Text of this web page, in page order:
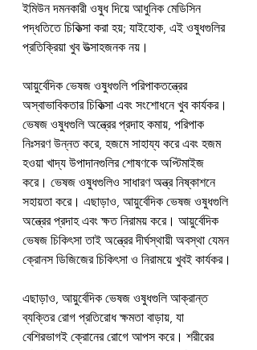
ইমিউন দমনকারী ওষুধ দিয়ে আধুনিক মেডিসিন
পদ্ধতিতে চিকিত্সা করা হয়; যাইহোক, এই ওষুধগুলির
প্রতিক্রিয়া খুব উত্সাহজনক নয়।
আয়ুর্বেদিক ভেষজ ওষুধগুলি পরিপাকতন্ত্রের
অস্বাভাবিকতার চিকিত্সা এবং সংশোধনে খুব কার্যকর।
ভেষজ ওষুধগুলি অন্ত্রের প্রদাহ কমায়, পরিপাক
নিঃসরণ উন্নত করে, হজমে সাহায্য করে এবং হজম
হওয়া খাদ্য উপাদানগুলির শোষণকে অপ্টিমাইজ
করে। ভেষজ ওষুধগুলিও সাধারণ অন্ত্র নিষ্কাশনে
সহায়তা করে। এছাড়াও, আয়ুর্বেদিক ভেষজ ওষুধগুলি
অন্ত্রের প্রদাহ এবং ক্ষত নিরাময় করে। আয়ুর্বেদিক
ভেষজ চিকিৎসা তাই অন্ত্রের দীর্ঘস্থায়ী অবস্থা যেমন
ক্রোনস ডিজিজের চিকিৎসা ও নিরাময়ে খুবই কার্যকর।
এছাড়াও, আয়ুর্বেদিক ভেষজ ওষুধগুলি আক্রান্ত
ব্যক্তির রোগ প্রতিরোধ ক্ষমতা বাড়ায়, যা
বেশিরভাগই ক্রোনের রোগে আপস করে। শরীরের